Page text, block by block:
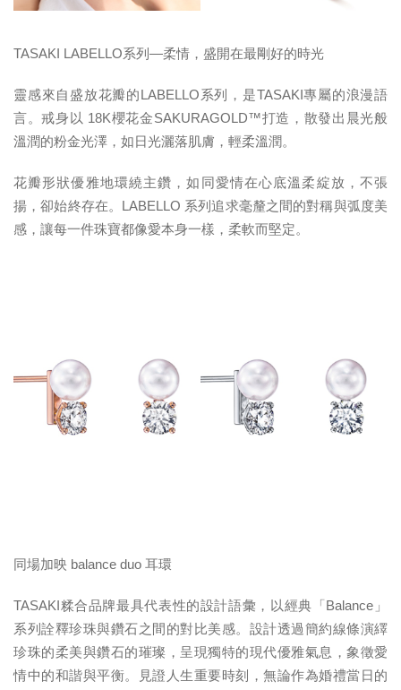
TASAKI LABELLO系列 —柔情，盛開在最剛好的時光
靈感來自盛放花瓣的LABELLO系列，是TASAKI專屬的浪漫語
言。戒身以 18K櫻花金SAKURAGOLD™打造，散發出晨光般
溫潤的粉金光澤，如日光灑落肌膚，輕柔溫潤。
花瓣形狀優雅地環繞主鑽，如同愛情在心底溫柔綻放，不張
揚，卻始終存在。LABELLO 系列追求毫釐之間的對稱與弧度美
感，讓每一件珠寶都像愛本身一樣，柔軟而堅定。
同場加映 balance duo 耳環
TASAKI糅合品牌最具代表性的設計語彙，以經典「Balance」
系列詮釋珍珠與鑽石之間的對比美感。設計透過簡約線條演繹
珍珠的柔美與鑽石的璀璨，呈現獨特的現代優雅氣息，象徵愛
情中的和諧與平衡。見證人生重要時刻，無論作為婚禮當日的